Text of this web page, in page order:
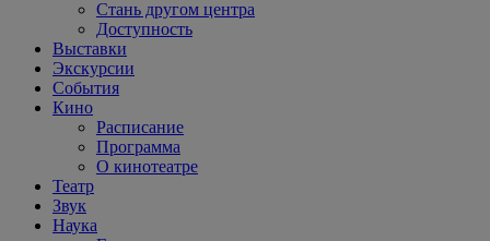
Стань другом центра
Доступность
Выставки
Экскурсии
События
Кино
Расписание
Программа
О кинотеатре
Театр
Звук
Наука